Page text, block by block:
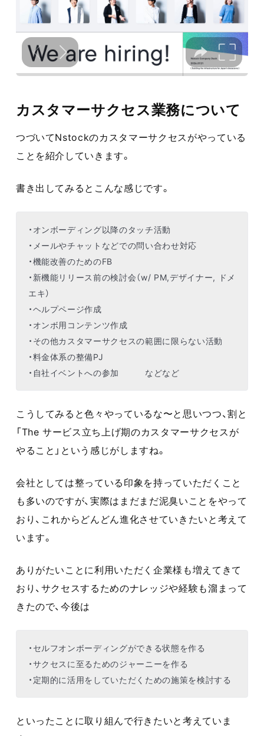
カスタマーサクセス業務について
つづいてNstockのカスタマーサクセスがやっている
ことを紹介していきます。
書き出してみるとこんな感じです。
・オンボーディング以降のタッチ活動
・メールやチャットなどでの問い合わせ対応
・機能改善のためのFB
・新機能リリース前の検討会（w/ PM,デザイナー, ドメ
エキ）
・ヘルプページ作成
・オンボ用コンテンツ作成
・その他カスタマーサクセスの範囲に限らない活動
・料金体系の整備PJ
・自社イベントへの参加 などなど
こうしてみると色々やっているな〜と思いつつ、割と
「The サービス立ち上げ期のカスタマーサクセスが
やること」という感じがしますね。
会社としては整っている印象を持っていただくこと
も多いのですが、実際はまだまだ泥臭いことをやって
おり、これからどんどん進化させていきたいと考えて
います。
ありがたいことに利用いただく企業様も増えてきて
おり、サクセスするためのナレッジや経験も溜まって
きたので、今後は
・セルフオンボーディングができる状態を作る
・サクセスに至るためのジャーニーを作る
・定期的に活用をしていただくための施策を検討する
といったことに取り組んで行きたいと考えていま